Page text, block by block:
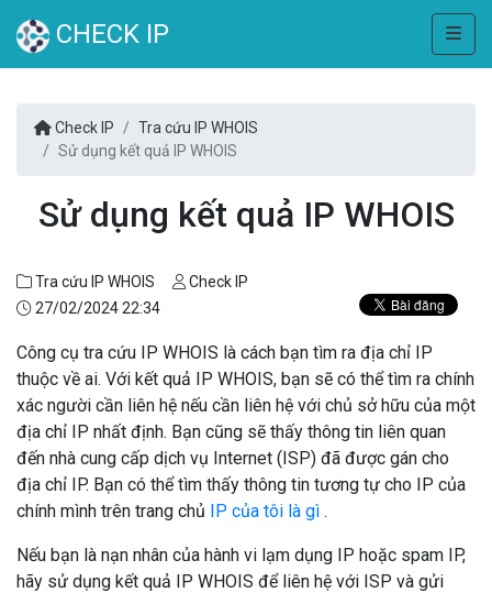
CHECK IP
Check IP
Tra cứu IP WHOIS
Sử dụng kết quả IP WHOIS
Sử dụng kết quả IP WHOIS
Tra cứu IP WHOIS
Check IP
27/02/2024 22:34
Công cụ tra cứu IP WHOIS là cách bạn tìm ra địa chỉ IP
thuộc về ai. Với kết quả IP WHOIS, bạn sẽ có thể tìm ra chính
xác người cần liên hệ nếu cần liên hệ với chủ sở hữu của một
địa chỉ IP nhất định. Bạn cũng sẽ thấy thông tin liên quan
đến nhà cung cấp dịch vụ Internet (ISP) đã được gán cho
địa chỉ IP. Bạn có thể tìm thấy thông tin tương tự cho IP của
chính mình trên trang chủ IP của tôi là gì .
Nếu bạn là nạn nhân của hành vi lạm dụng IP hoặc spam IP,
hãy sử dụng kết quả IP WHOIS để liên hệ với ISP và gửi